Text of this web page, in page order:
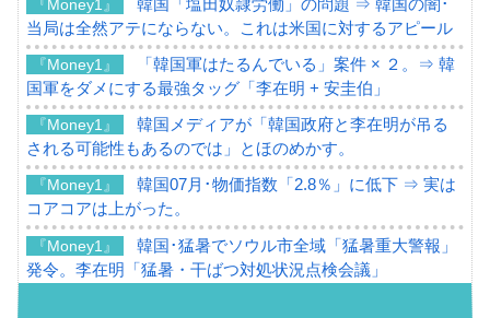
『Money1』
韓国「塩田奴隷労働」の問題 ⇒ 韓国の闇･
当局は全然アテにならない。これは米国に対するアピール
『Money1』
「韓国軍はたるんでいる」案件 × ２。⇒ 韓
国軍をダメにする最強タッグ「李在明 + 安圭伯」
『Money1』
韓国メディアが「韓国政府と李在明が吊る
される可能性もあるのでは」とほのめかす。
『Money1』
韓国07月･物価指数「2.8％」に低下 ⇒ 実は
コアコアは上がった。
『Money1』
韓国･猛暑でソウル市全域「猛暑重大警報」
発令。李在明「猛暑・干ばつ対処状況点検会議」